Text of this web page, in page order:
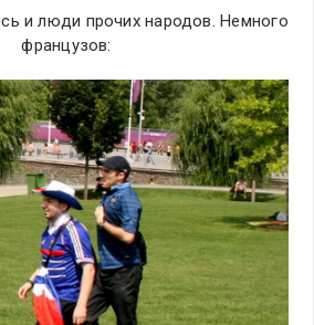
и люди прочих народов. Немного
французов: